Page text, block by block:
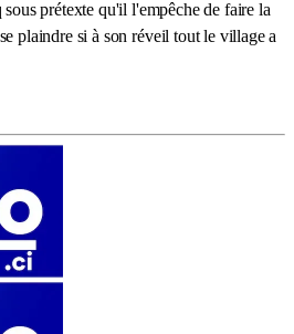
prétexte qu'il l'empêche de faire la
plaindre si à son réveil tout le village a